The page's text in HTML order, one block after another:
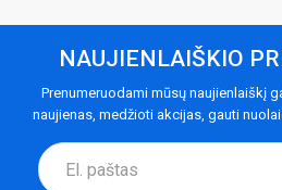
NAUJIENLAIŠKIO
Prenumeruodami mūsų naujienlaiškį
naujienas, medžioti akcijas, gauti